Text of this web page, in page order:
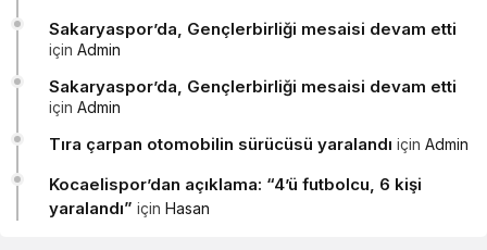
Sakaryaspor’da, Gençlerbirliği mesaisi devam etti
için Admin
Sakaryaspor’da, Gençlerbirliği mesaisi devam etti
için Admin
Tıra çarpan otomobilin sürücüsü yaralandı için Admin
Kocaelispor’dan açıklama: “4’ü futbolcu, 6 kişi
yaralandı” için Hasan